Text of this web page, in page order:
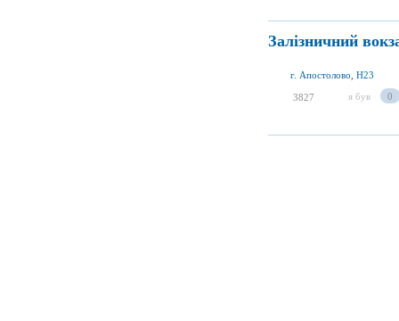
Залізничний
г. Апостолово, H23
3827 я був 0